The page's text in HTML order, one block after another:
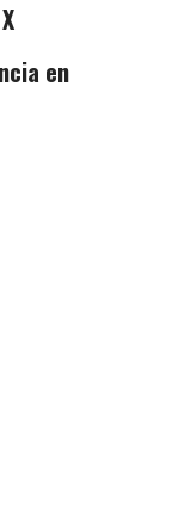
en